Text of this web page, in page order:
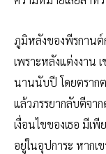
ภูมิหลังของพีรกานต์
เพราะหลังแต่งงาน
นานนับปี โดยตรากต
แล้วภรรยากลับตีจา
เงื่อนไขของเธอ มีเ
อยู่ในอุปการะ หากเ